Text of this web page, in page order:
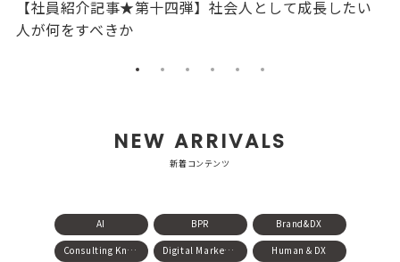
【社員紹介記事★第十四弾】社会人として成長したい
人が何をすべきか
NEW ARRIVALS
新着コンテンツ
AI BPR
Brand&DX
Consulting Knowledge
Digital Marketing
Human＆DX